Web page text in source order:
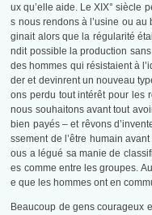
ux qu’elle aide. Le XIX° siècle
s nous rendons à l’usine ou
ginait alors que la régularité
ndit possible la production
des hommes qui résistaient à
der et devinrent un nouveau
ons perdu tout intérêt pour les
nous souhaitons avant tout
bien payés – et rêvons
ssement de l’être humain
ous a légué sa manie de
es comme entre les groupes.
e que les hommes ont en
Beaucoup de gens courageux